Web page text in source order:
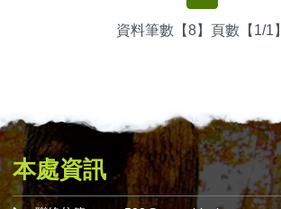
資料筆數【8】頁數【1/1】
本處資訊